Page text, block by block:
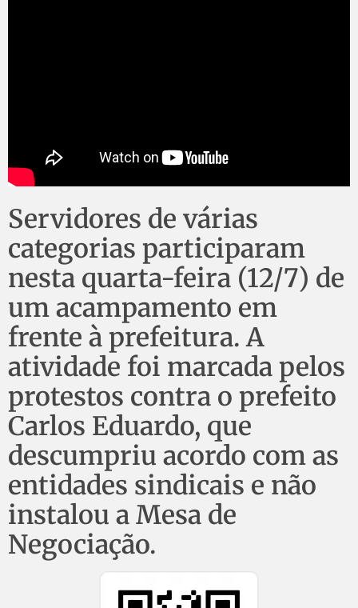
Servidores de várias
categorias participaram
nesta quarta-feira (12/7) de
um acampamento em
frente à prefeitura. A
atividade foi marcada pelos
protestos contra o prefeito
Carlos Eduardo, que
descumpriu acordo com as
entidades sindicais e não
instalou a Mesa de
Negociação.